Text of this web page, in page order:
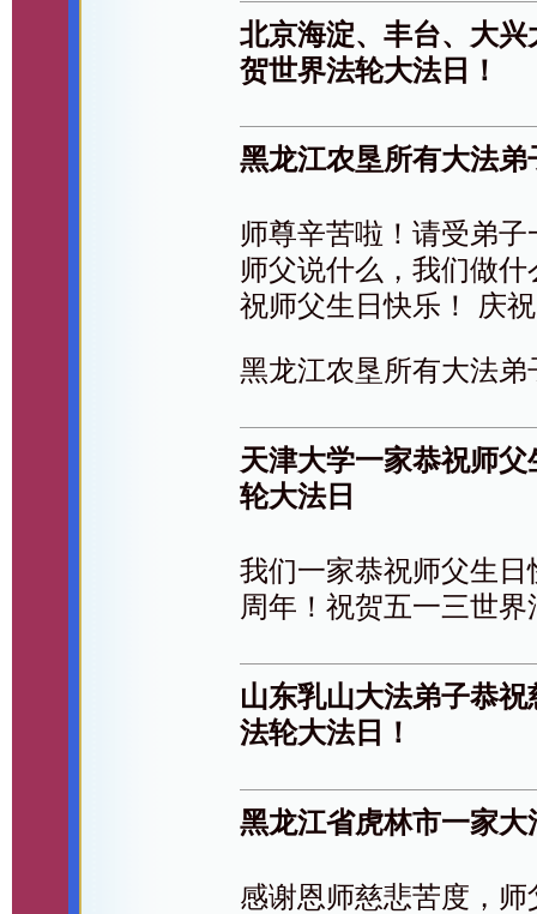
北京海淀、丰台、大
贺世界法轮大法日！
黑龙江农垦所有大法
师尊辛苦啦！请受弟
师父说什么，我们做
祝师父生日快乐！ 庆
黑龙江农垦所有大法弟
天津大学一家恭祝师
轮大法日
我们一家恭祝师父生
周年！祝贺五一三世
山东乳山大法弟子恭
法轮大法日！
黑龙江省虎林市一家
感谢恩师慈悲苦度，